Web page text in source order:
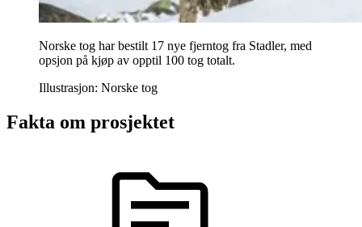
Norske tog har bestilt 17 nye fjerntog fra Stadler, med
opsjon på kjøp av opptil 100 tog totalt.
Illustrasjon: Norske tog
Fakta om prosjektet